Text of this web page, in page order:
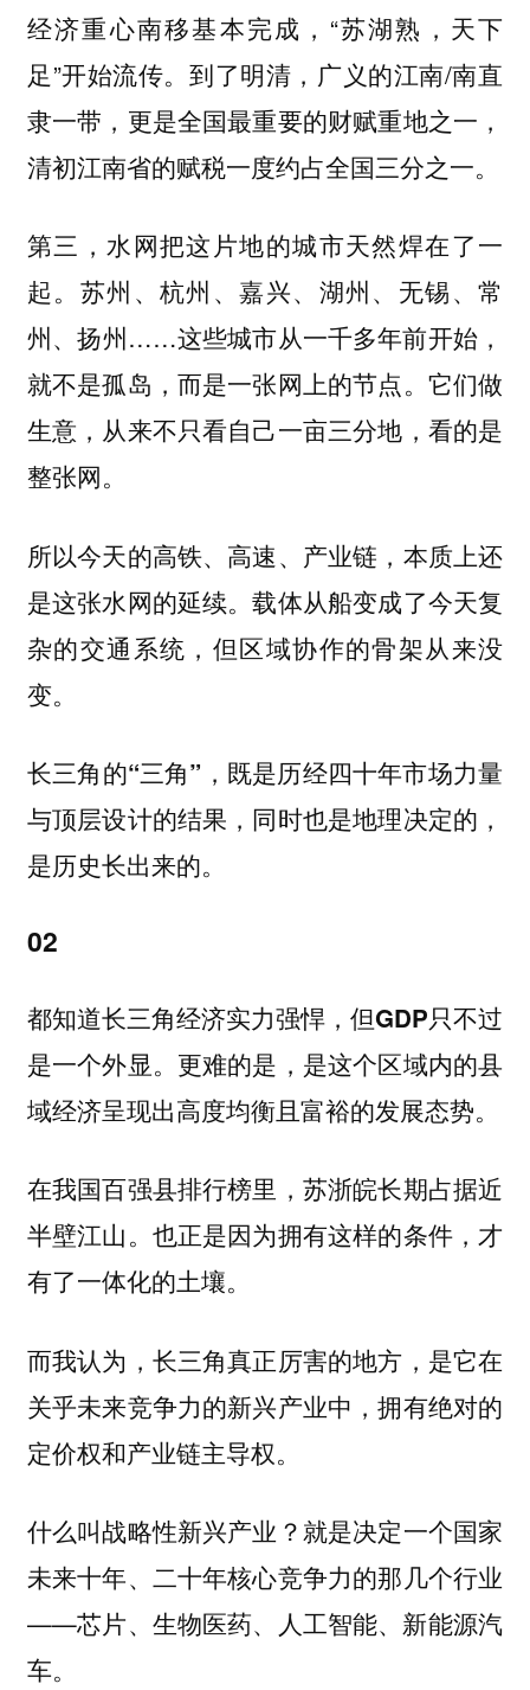
经济重心南移基本完成，“苏湖熟，天下
足”开始流传。到了明清，广义的江南/南直
隶一带，更是全国最重要的财赋重地之一，
清初江南省的赋税一度约占全国三分之一。
第三，水网把这片地的城市天然焊在了一
起。 苏州、杭州、嘉兴、湖州、无锡、常
州、扬州……这些城市从一千多年前开始，
就不是孤岛，而是一张网上的节点。它们做
生意，从来不只看自己一亩三分地，看的是
整张网。
所以今天的高铁、高速、产业链，本质上还
是这张水网的延续。载体从船变成了今天复
杂的交通系统，但区域协作的骨架从来没
变。
长三角的“三角”，既是历经四十年市场力量
与顶层设计的结果，同时也是地理决定的，
是历史长出来的。
02
都知道长三角经济实力强悍，但GDP只不过
是一个外显。更难的是，是这个区域内的县
域经济呈现出高度均衡且富裕的发展态势。
在我国百强县排行榜里，苏浙皖长期占据近
半壁江山。也正是因为拥有这样的条件，才
有了一体化的土壤。
而我认为，长三角真正厉害的地方，是它在
关乎未来竞争力的新兴产业中，拥有绝对的
定价权和产业链主导权。
什么叫战略性新兴产业？就是决定一个国家
未来十年、二十年核心竞争力的那几个行业
——芯片、生物医药、人工智能、新能源汽
车。